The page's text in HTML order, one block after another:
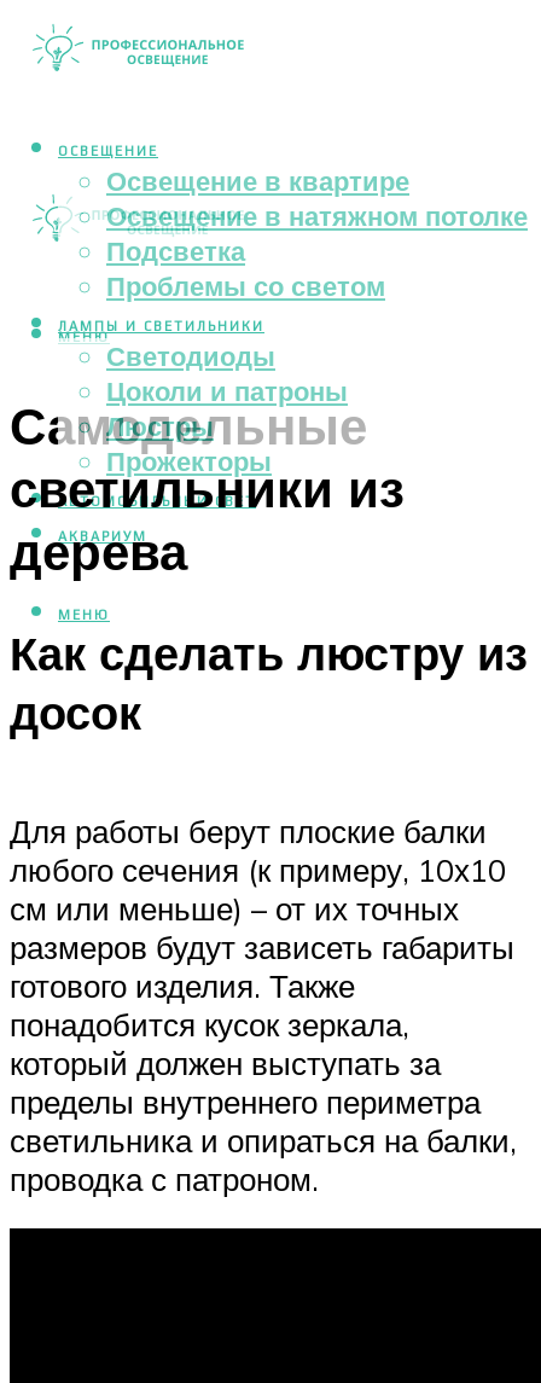
ОСВЕЩЕНИЕ
Освещение в квартире
Освещение в натяжном потолке
Подсветка
Проблемы со светом
ЛАМПЫ И СВЕТИЛЬНИКИ
Светодиоды
Цоколи и патроны
Люстры
Прожекторы
АВТОМОБИЛЬНЫЙ СВЕТ
АКВАРИУМ
МЕНЮ
МЕНЮ
Самодельные
светильники из
дерева
Как сделать люстру из
досок
Для работы берут плоские балки
любого сечения (к примеру, 10х10
см или меньше) – от их точных
размеров будут зависеть габариты
готового изделия. Также
понадобится кусок зеркала,
который должен выступать за
пределы внутреннего периметра
светильника и опираться на балки,
проводка с патроном.